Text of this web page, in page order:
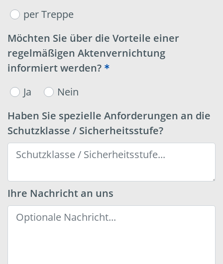
per Treppe
Möchten Sie über die Vorteile einer
regelmäßigen Aktenvernichtung
informiert werden?
Ja
Nein
Haben Sie spezielle Anforderungen an die
Schutzklasse / Sicherheitsstufe?
Ihre Nachricht an uns